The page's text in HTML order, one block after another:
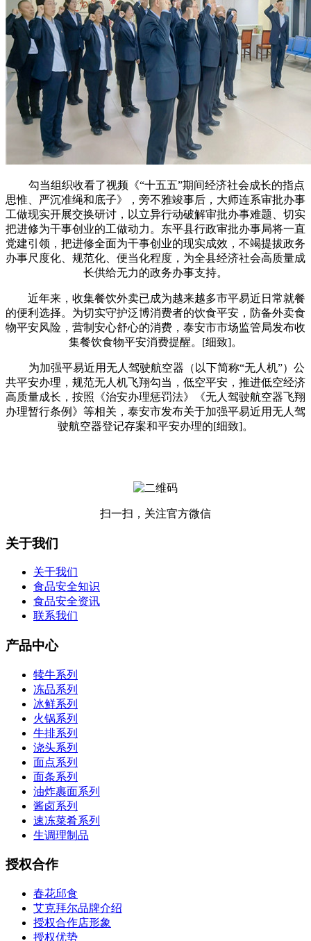
勾当组织收看了视频《“十五五”期间经济社会成长的指点
思惟、严沉准绳和底子》，旁不雅竣事后，大师连系审批办事
工做现实开展交换研讨，以立异行动破解审批办事难题、切实
把进修为干事创业的工做动力。东平县行政审批办事局将一直
党建引领，把进修全面为干事创业的现实成效，不竭提拔政务
办事尺度化、规范化、便当化程度，为全县经济社会高质量成
长供给无力的政务办事支持。
近年来，收集餐饮外卖已成为越来越多市平易近日常就餐
的便利选择。为切实守护泛博消费者的饮食平安，防备外卖食
物平安风险，营制安心舒心的消费，泰安市市场监管局发布收
集餐饮食物平安消费提醒。[细致]。
为加强平易近用无人驾驶航空器（以下简称“无人机”）公
共平安办理，规范无人机飞翔勾当，低空平安，推进低空经济
高质量成长，按照《治安办理惩罚法》《无人驾驶航空器飞翔
办理暂行条例》等相关，泰安市发布关于加强平易近用无人驾
驶航空器登记存案和平安办理的[细致]。
扫一扫，关注官方微信
关于我们
关于我们
食品安全知识
食品安全资讯
联系我们
产品中心
犊牛系列
冻品系列
冰鲜系列
火锅系列
牛排系列
浇头系列
面点系列
面条系列
油炸裹面系列
酱卤系列
速冻菜肴系列
生调理制品
授权合作
春花邱食
艾克拜尔品牌介绍
授权合作店形象
授权优势